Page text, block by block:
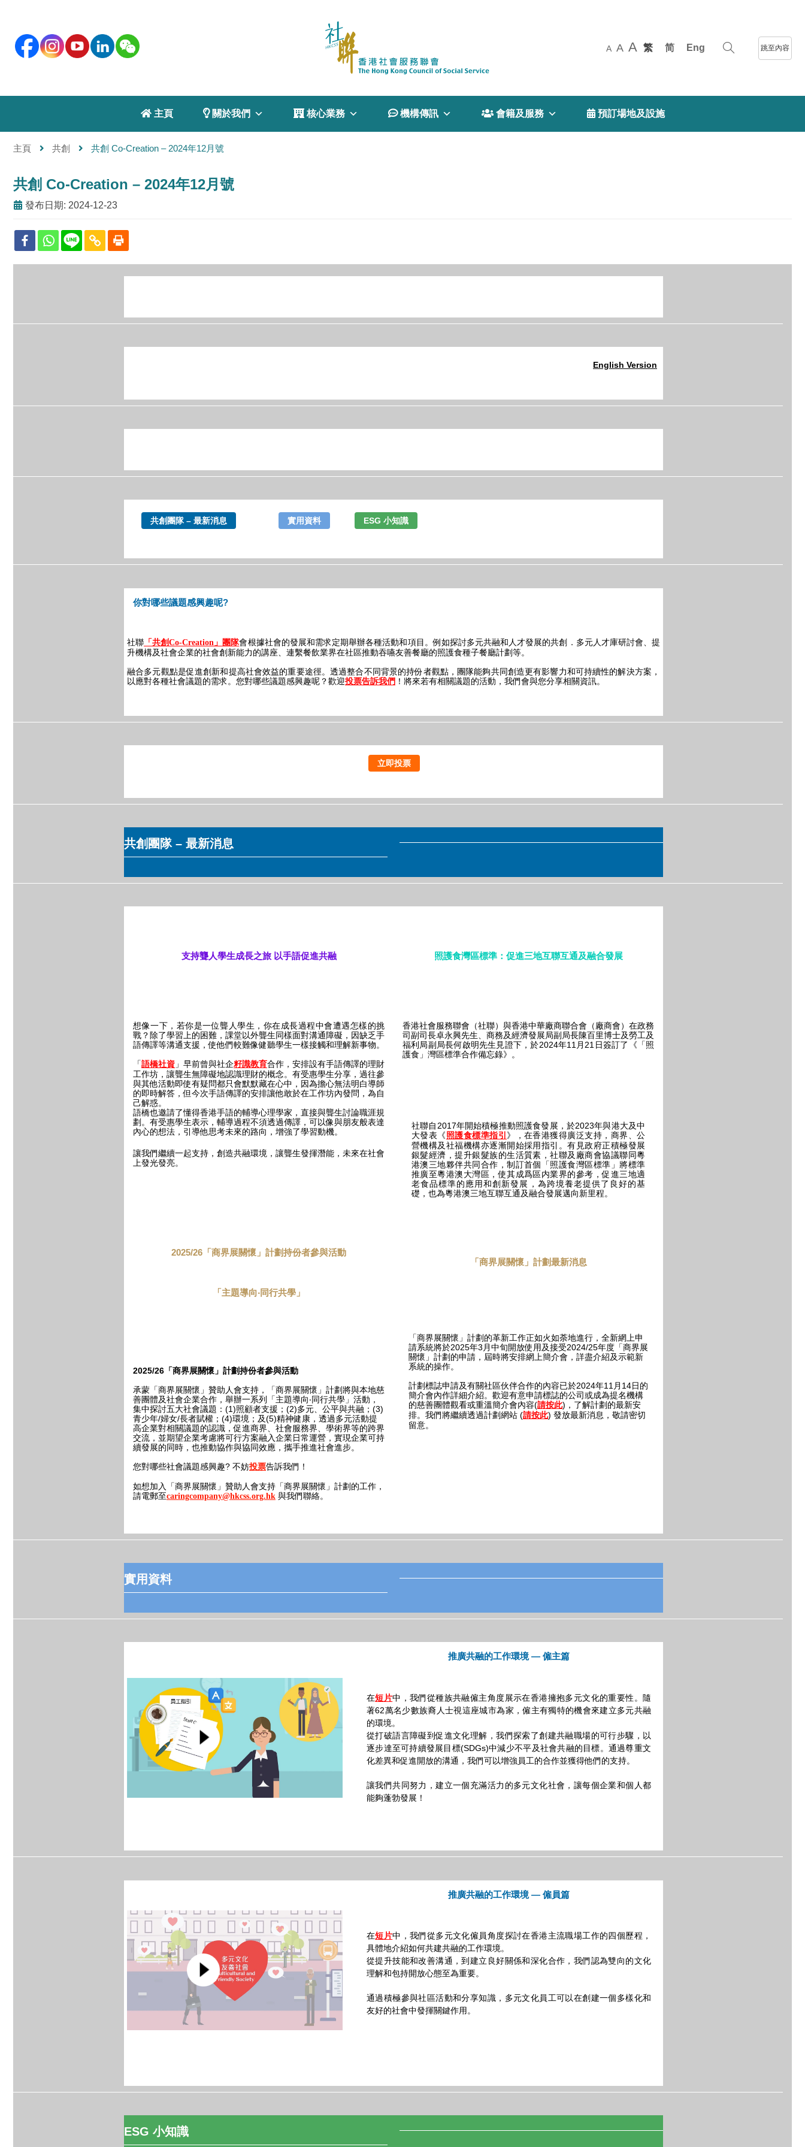
A A A 繁 简 Eng 跳至內容
 主頁  關於我們  核心業務  機構傳訊  會籍及服務  預訂場地及設施
主頁 共創 共創 Co-Creation – 2024年12月號
共創 Co-Creation – 2024年12月號
發布日期: 2024-12-23
English Version
共創團隊 – 最新消息 實用資料 ESG 小知識
你對哪些議題感興趣呢?
社聯 「共創Co-Creation」團隊會根據社會的發展和需求定期舉辦各種活動和項目。例如探討多元共融和人才發展的共創．多元人才庫研討會、提
升機構及社會企業的社會創新能力的講座、連繫餐飲業界在社區推動吞嚥友善餐廳的照護食種子餐廳計劃等。
融合多元觀點是促進創新和提高社會效益的重要途徑。透過整合不同背景的持份者觀點，團隊能夠共同創造更有影響力和可持續性的解決方案，
以應對各種社會議題的需求。您對哪些議題感興趣呢？歡迎投票告訴我們 ！將來若有相關議題的活動，我們會與您分享相關資訊。
立即投票
共創團隊 – 最新消息
支持聾人學生成長之旅 以手語促進共融
想像一下，若你是一位聾人學生，你在成長過程中會遭遇怎樣的挑
戰？除了學習上的困難，課堂以外聾生同樣面對溝通障礙，因缺乏手
語傳譯等溝通支援，使他們較難像健聽學生一樣接觸和理解新事物。
「語橋社資 」早前曾與社企籽識教育合作，安排設有手語傳譯的理財
工作坊，讓聾生無障礙地認識理財的概念。有受惠學生分享，過往參
與其他活動即使有疑問都只會默默藏在心中，因為擔心無法明白導師
的即時解答，但今次手語傳譯的安排讓他敢於在工作坊內發問，為自
己解惑。
語橋也邀請了懂得香港手語的輔導心理學家，直接與聾生討論職涯規
劃。有受惠學生表示，輔導過程不須透過傳譯，可以像與朋友般表達
內心的想法，引導他思考未來的路向，增強了學習動機。
讓我們繼續一起支持，創造共融環境，讓聾生發揮潛能，未來在社會
上發光發亮。
2025/26「商界展關懷」計劃持份者參與活動
「主題導向‧同行共學」
2025/26 「商界展關懷」計劃持份者參與活動
承蒙「商界展關懷」贊助人會支持，「商界展關懷」計劃將與本地慈
善團體及社會企業合作，舉辦一系列「主題導向‧同行共學」活動，
集中探討五大社會議題：(1)照顧者支援；(2)多元、公平與共融；(3)
青少年/婦女/長者賦權；(4)環境；及(5)精神健康，透過多元活動提
高企業對相關議題的認識，促進商界、社會服務界、學術界等的跨界
交流，並期望企業考慮將可行方案融入企業日常運營，實現企業可持
續發展的同時，也推動協作與協同效應，攜手推進社會進步。
您對哪些社會議題感興趣? 不妨投票告訴我們！
如想加入「商界展關懷」贊助人會支持「商界展關懷」計劃的工作，
請電郵至caringcompany@hkcss.org.hk 與我們聯絡。
照護食灣區標準：促進三地互聯互通及融合發展
香港社會服務聯會（社聯）與香港中華廠商聯合會（廠商會）在政務
司副司長卓永興先生、商務及經濟發展局副局長陳百里博士及勞工及
福利局副局長何啟明先生見證下，於2024年11月21日簽訂了《「照
護食」灣區標準合作備忘錄》。
社聯自2017年開始積極推動照護食發展，於2023年與港大及中
大發表《 照護食標準指引 》，在香港獲得廣泛支持，商界、公
營機構及社福機構亦逐漸開始採用指引。有見政府正積極發展
銀髮經濟，提升銀髮族的生活質素，社聯及廠商會協議聯同粵
港澳三地夥伴共同合作，制訂首個「照護食灣區標準」將標準
推廣至粵港澳大灣區，使其成爲區内業界的參考，促進三地適
老食品標準的應用和創新發展，為跨境養老提供了良好的基
礎，也為粵港澳三地互聯互通及融合發展邁向新里程。
「商界展關懷」計劃最新消息
「商界展關懷」計劃的革新工作正如火如荼地進行，全新網上申
請系統將於2025年3月中旬開放使用及接受2024/25年度「商界展
關懷」計劃的申請，屆時將安排網上簡介會，詳盡介紹及示範新
系統的操作。
計劃標誌申請及有關社區伙伴合作的內容已於2024年11月14日的
簡介會內作詳細介紹。歡迎有意申請標誌的公司或成為提名機構
的慈善團體觀看或重溫簡介會內容(請按此)，了解計劃的最新安
排。我們將繼續透過計劃網站 (請按此) 發放最新消息，敬請密切
留意。
實用資料
推廣共融的工作環境 — 僱主篇
在短片中，我們從種族共融僱主角度展示在香港擁抱多元文化的重要性。隨
著62萬名少數族裔人士視這座城市為家，僱主有獨特的機會來建立多元共融
的環境。
從打破語言障礙到促進文化理解，我們探索了創建共融職場的可行步驟，以
逐步達至可持續發展目標(SDGs)中減少不平及社會共融的目標。通過尊重文
化差異和促進開放的溝通，我們可以增強員工的合作並獲得他們的支持。
讓我們共同努力，建立一個充滿活力的多元文化社會，讓每個企業和個人都
能夠蓬勃發展！
推廣共融的工作環境 — 僱員篇
在短片中，我們從多元文化僱員角度探討在香港主流職場工作的四個歷程，
具體地介紹如何共建共融的工作環境。
從提升技能和改善溝通，到建立良好關係和深化合作，我們認為雙向的文化
理解和包持開放心態至為重要。
通過積極參與社區活動和分享知識，多元文化員工可以在創建一個多樣化和
友好的社會中發揮關鍵作用。
ESG 小知識